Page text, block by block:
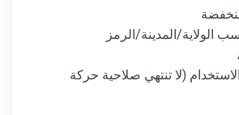
الولاية/المدينة/الرمز
(لا تنتهي صلاحية حركة